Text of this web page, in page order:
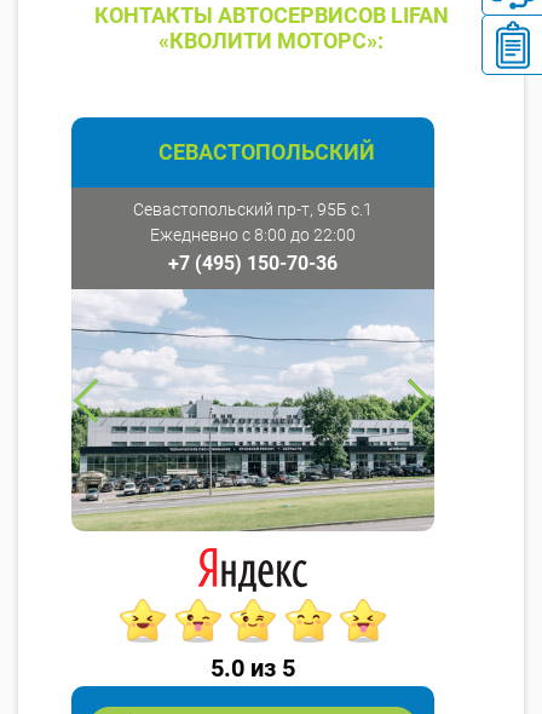
КОНТАКТЫ АВТОСЕРВИСОВ LIFAN
«КВОЛИТИ МОТОРС»:
СЕВАСТОПОЛЬСКИЙ
Севастопольский пр-т, 95Б с.1
Ежедневно с 8:00 до 22:00
+7 (495) 150-70-36
5.0 из 5